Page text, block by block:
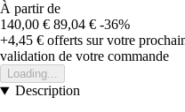
À partir de
140,00 € 89,04 € -36%
+4,45 € offerts sur votre
validation de votre commande
Loading...
Description